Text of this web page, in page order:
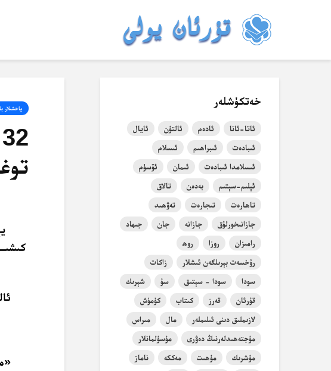
ياخشىلار
خەتكۈشلەر
ئاتا-ئانا ئادەم ئالتۇن
ئايال
ئىبادەت
ئىبراھىم
ئىسلام
ئىسلامدا ئىبادەت
ئىمان
ئۆسۈم
ئېلىم-سېتىم
بەدەن
تالاق
تاھارەت
تىجارەت
تەۋھىد
جازانىخورلۇق
جازانە جان
جىھاد
رامىزان
روزا
روھ
رۇخسەت بېرىلگەن ئىشلار
زاكات
سودا
سودا - سېتىق سۇ
شېرىك
قۇرئان
قەرز كىتاب
كۈمۈش
لازىملىق دىنى ئىلىملەر
مال
مىراس
مۇجتەھىدلەرنىڭ دەۋرى
مۇسۇلمانلار
مۇشرىك
مۇھىت مەككە
ناماز